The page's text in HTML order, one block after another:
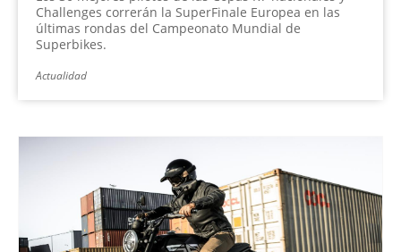
Challenges correrán la SuperFinale Europea en las
últimas rondas del Campeonato Mundial de
Superbikes.
Actualidad